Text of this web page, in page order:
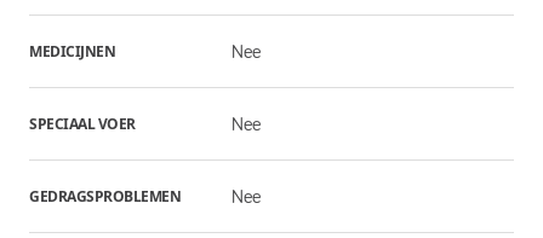
MEDICIJNEN Nee
SPECIAAL VOER Nee
GEDRAGSPROBLEMEN Nee